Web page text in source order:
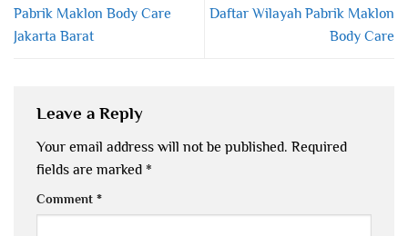
Pabrik Maklon Body Care
Jakarta Barat
Daftar Wilayah Pabrik Maklon
Body Care
Leave a Reply
Your email address will not be published. Required
fields are marked *
Comment *